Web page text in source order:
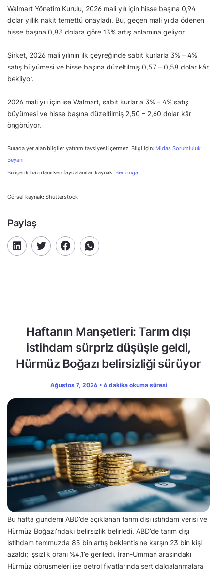
Walmart Yönetim Kurulu, 2026 mali yılı için hisse başına 0,94
dolar yıllık nakit temettü onayladı. Bu, geçen mali yılda ödenen
hisse başına 0,83 dolara göre 13% artış anlamına geliyor.
Şirket, 2026 mali yılının ilk çeyreğinde sabit kurlarla 3% – 4%
satış büyümesi ve hisse başına düzeltilmiş 0,57 – 0,58 dolar kâr
bekliyor.
2026 mali yılı için ise Walmart, sabit kurlarla 3% – 4% satış
büyümesi ve hisse başına düzeltilmiş 2,50 – 2,60 dolar kâr
öngörüyor.
Burada yer alan bilgiler yatırım tavsiyesi içermez. Bilgi için: Midas Sorumluluk
Beyanı
Bu içerik hazırlanırken faydalanılan kaynak: Benzinga
Görsel kaynak: Shutterstock
Paylaş
Haftanın Manşetleri: Tarım dışı
istihdam sürpriz düşüşle geldi,
Hürmüz Boğazı belirsizliği sürüyor
Ağustos 7, 2026 • 6 dakika okuma süresi
Bu hafta gündemi ABD’de açıklanan tarım dışı istihdam verisi ve
Hürmüz Boğazı’ndaki belirsizlik belirledi. ABD’de tarım dışı
istihdam temmuzda 85 bin artış beklentisine karşın 23 bin kişi
azaldı; işsizlik oranı %4,1’e geriledi. İran-Umman arasındaki
Hürmüz görüşmeleri ise petrol fiyatlarında sert dalgalanmalara